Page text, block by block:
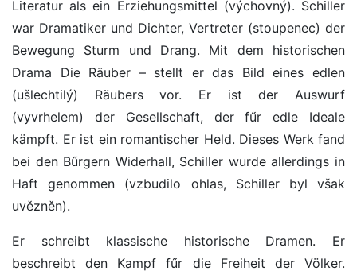
Literatur als ein Erziehungsmittel (výchovný). Schiller
war Dramatiker und Dichter, Vertreter (stoupenec) der
Bewegung Sturm und Drang. Mit dem historischen
Drama Die Räuber – stellt er das Bild eines edlen
(ušlechtilý) Räubers vor. Er ist der Auswurf
(vyvrhelem) der Gesellschaft, der fűr edle Ideale
kämpft. Er ist ein romantischer Held. Dieses Werk fand
bei den Bűrgern Widerhall, Schiller wurde allerdings in
Haft genommen (vzbudilo ohlas, Schiller byl však
uvězněn).
Er schreibt klassische historische Dramen. Er
beschreibt den Kampf fűr die Freiheit der Völker.